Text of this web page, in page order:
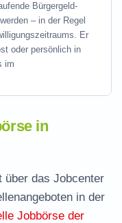
Bürgergeld-
– in der Regel
Er
oder persönlich in
im
in
über das Jobcenter
in der
Jobbörse der